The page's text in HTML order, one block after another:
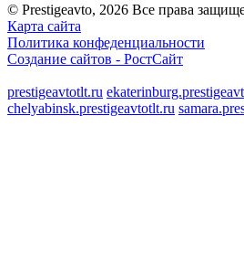
© Prestigeavto, 2026 Все права
Карта сайта
Политика конфеденциальности
Создание сайтов - РостСайт
prestigeavtotlt.ru
chelyabinsk.prestigeavtotlt.ru